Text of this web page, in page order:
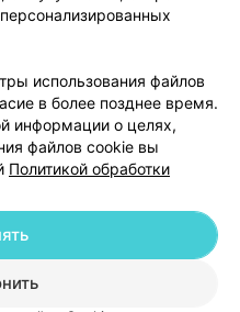
данных
| 220012, Республика Беларусь,
+375 291212755
использования файлов
в более позднее время.
информации о целях,
файлов cookie вы
Политикой обработки